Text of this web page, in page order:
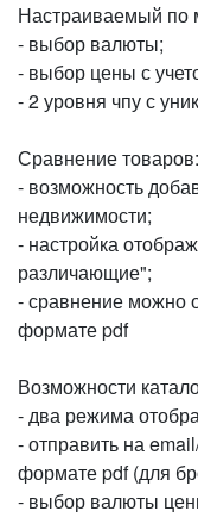
Настраиваемый по
- выбор валюты;
- выбор цены с
- 2 уровня чпу с
Сравнение товаров:
- возможность
недвижимости;
- настройка
различающие";
- сравнение можно
формате pdf
Возможности
- два режима
- отправить на
формате pdf (для
- выбор валюты